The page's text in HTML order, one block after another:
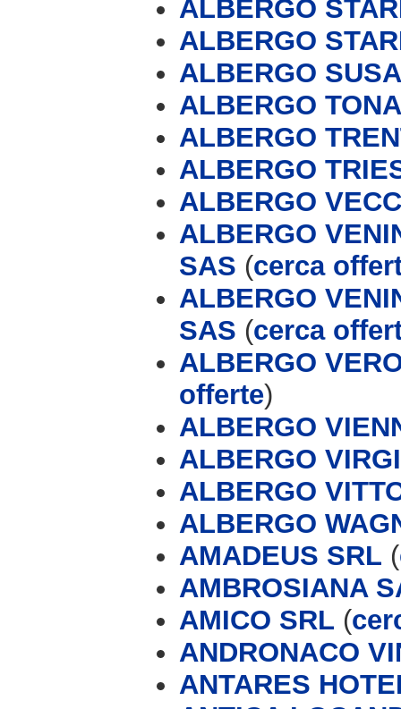
ALBERGO
ALBERGO
ALBERGO SUSA
ALBERGO
ALBERGO
ALBERGO
ALBERGO
ALBERGO
SAS (cerca
ALBERGO
SAS (cerca
ALBERGO
offerte)
ALBERGO
ALBERGO
ALBERGO
ALBERGO
AMADEUS SRL (
AMBROSIANA
AMICO SRL (
ANDRONACO
ANTARES